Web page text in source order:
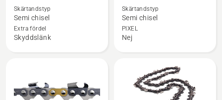
om
CUT
Skärtandstyp
Semi chisel
Extra fördel
Skyddslänk
om
Kedja
Skärtandstyp
Semi chisel
PIXEL
Nej